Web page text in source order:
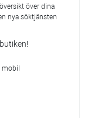
över dina
nya söktjänsten
mobil